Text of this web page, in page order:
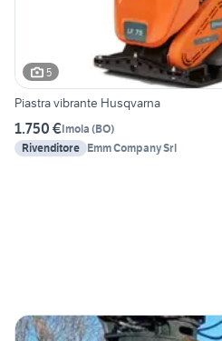
5
Piastra vibrante Husqvarna
1.750 €Imola (BO)
Rivenditore Emm Company Srl